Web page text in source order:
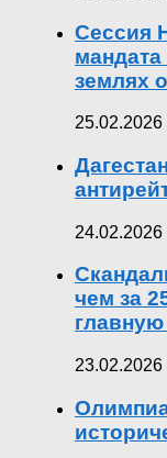
Сессия
мандата
землях
25.02.2026
24.02.2026
чем за
23.02.2026